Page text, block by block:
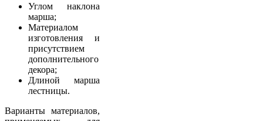
Углом наклона
марша;
Материалом
изготовления и
присутствием
дополнительного
декора;
Длиной марша
лестницы.
Варианты материалов,